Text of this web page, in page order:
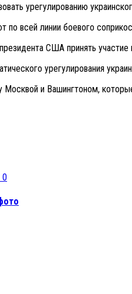
урегулированию
по всей линии боевого
США принять
урегулирования
и Вашингтоном,
0